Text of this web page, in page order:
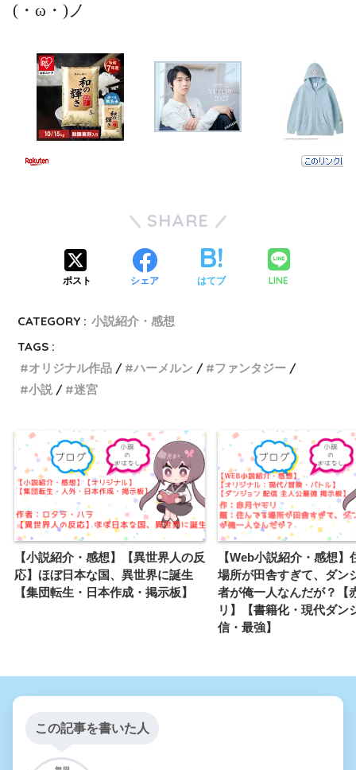
(・ω・)ノ
SHARE
ポスト シェア はてブ LINE
CATEGORY : 小説紹介・感想
TAGS :
オリジナル作品
ハーメルン
ファンタジー
小説
迷宮
【小説紹介・感想】【異世界人の反
応】ほぼ日本な国、異世界に誕生
【集団転生・日本作成・掲示板】
【Web小説紹介・感想】
場所が田舎すぎて、ダン
者が俺一人なんだが？【
リ】【書籍化・現代ダン
信・最強】
この記事を書いた人